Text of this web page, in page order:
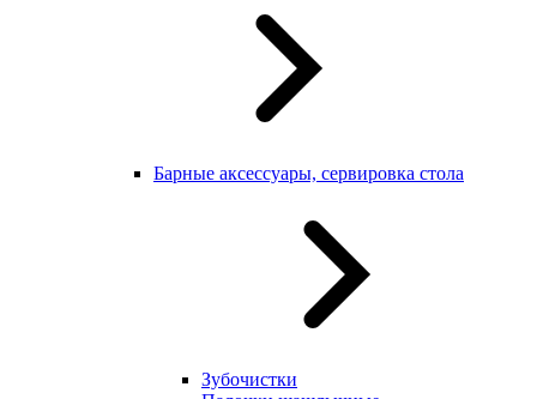
Барные аксессуары, сервировка стола
Зубочистки